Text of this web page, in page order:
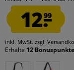
12.99
inkl. MwSt. zzgl.
Erhalte 12